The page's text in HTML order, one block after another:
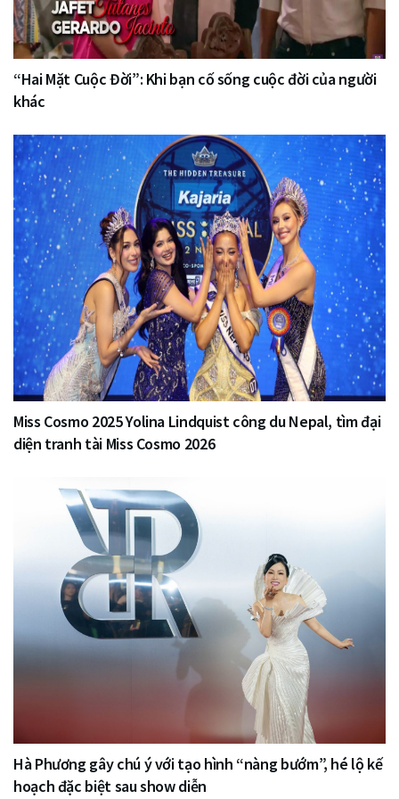
“Hai Mặt Cuộc Đời”: Khi bạn cố sống cuộc đời của người
khác
Miss Cosmo 2025 Yolina Lindquist công du Nepal, tìm đại
diện tranh tài Miss Cosmo 2026
Hà Phương gây chú ý với tạo hình “nàng bướm”, hé lộ kế
hoạch đặc biệt sau show diễn